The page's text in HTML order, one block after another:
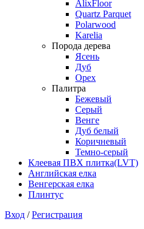
AlixFloor
Quartz Parquet
Polarwood
Karelia
Порода дерева
Ясень
Дуб
Орех
Палитра
Бежевый
Серый
Венге
Дуб белый
Коричневый
Темно-серый
Клеевая ПВХ плитка(LVT)
Английская елка
Венгерская елка
Плинтус
Вход /Регистрация